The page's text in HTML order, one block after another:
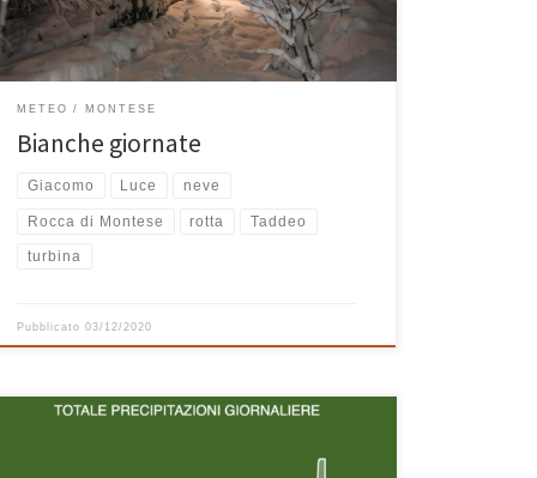
a lavorare a piedi. […]
METEO MONTESE
Bianche giornate
Giacomo Luce neve
Rocca di Montese rotta Taddeo
turbina
Pubblicato03/12/2020
Qualcuno mi ha scritto perchè ha giustamente notato